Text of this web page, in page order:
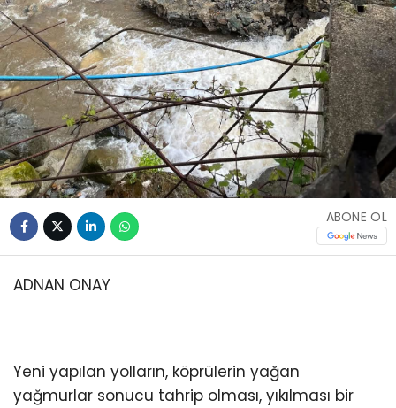
ABONE OL
ADNAN ONAY
Yeni yapılan yolların, köprülerin yağan
yağmurlar sonucu tahrip olması, yıkılması bir